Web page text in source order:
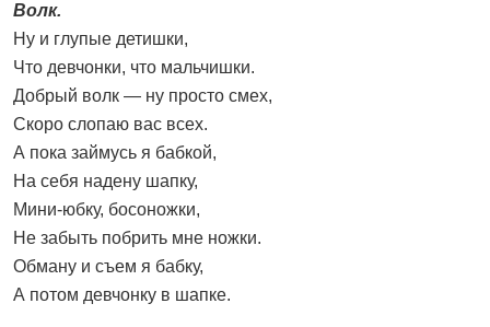
Волк.
Ну и глупые детишки,
Что девчонки, что мальчишки.
Добрый волк — ну просто смех,
Скоро слопаю вас всех.
А пока займусь я бабкой,
На себя надену шапку,
Мини-юбку, босоножки,
Не забыть побрить мне ножки.
Обману и съем я бабку,
А потом девчонку в шапке.